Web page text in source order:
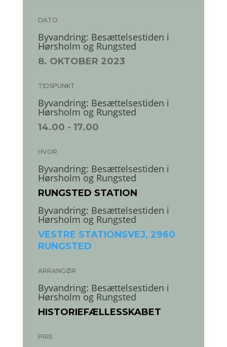
DATO
Byvandring: Besættelsestiden i
Hørsholm og Rungsted
8. OKTOBER 2023
TIDSPUNKT
Byvandring: Besættelsestiden i
Hørsholm og Rungsted
14.00 - 17.00
HVOR
Byvandring: Besættelsestiden i
Hørsholm og Rungsted
RUNGSTED STATION
Byvandring: Besættelsestiden i
Hørsholm og Rungsted
VESTRE STATIONSVEJ, 2960
RUNGSTED
ARRANGØR
Byvandring: Besættelsestiden i
Hørsholm og Rungsted
HISTORIEFÆLLESSKABET
PRIS